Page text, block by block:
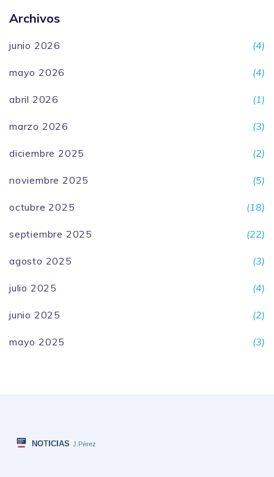
Archivos
junio 2026 (4)
mayo 2026 (4)
abril 2026 (1)
marzo 2026 (3)
diciembre 2025 (2)
noviembre 2025 (5)
octubre 2025 (18)
septiembre 2025 (22)
agosto 2025 (3)
julio 2025 (4)
junio 2025 (2)
mayo 2025 (3)